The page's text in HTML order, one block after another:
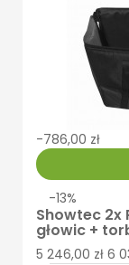
-786,00 zł
-13%
Showtec 2x
głowic +
5 246,00 zł 6